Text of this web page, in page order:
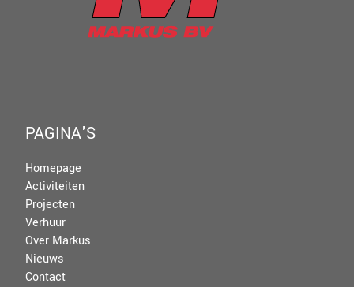
PAGINA'S
Homepage
Activiteiten
Projecten
Verhuur
Over Markus
Nieuws
Contact